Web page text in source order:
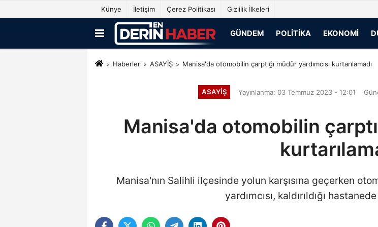
Künye İletişim Çerez Politikası Gizlilik İlkeleri
GÜNDEM POLITIKA EKONOMI
Haberler ASAYİŞ Manisa'da otomobilin çarptığı müdür yardımcısı kurtarılamadı
ASAYİŞ Yayınlanma: 03 Temmuz 2023 - 12:01
Manisa'da otomobilin
Manisa'nın Salihli ilçesinde yolun karşısına geçerken
yardımcısı, kaldırıldığı